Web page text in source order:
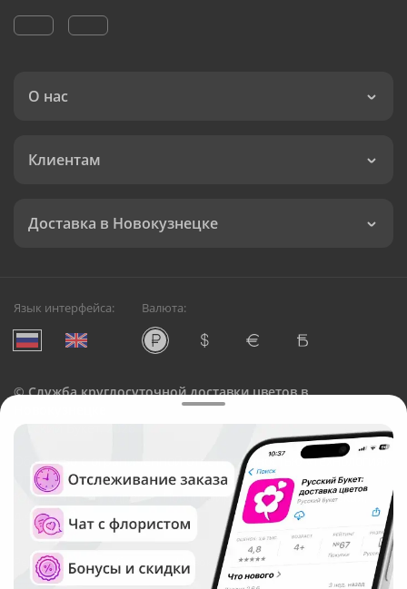
О нас
Клиентам
Доставка в Новокузнецке
Язык интерфейса: Валюта:
©Служба круглосуточной доставки цветов в
Русский Букет, 2026
Общество с ограниченной ответственностью «Технология»
ОГРН: 1195476081745, ИНН: 5410081997
Юридический адрес: г. Новосибирск, ул. Ипподромская,
д.42, оф. 3
Рейтинг Русского букета в г. Новокузнецк